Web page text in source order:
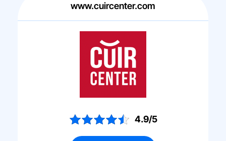
www.cuircenter.com
4.9/5